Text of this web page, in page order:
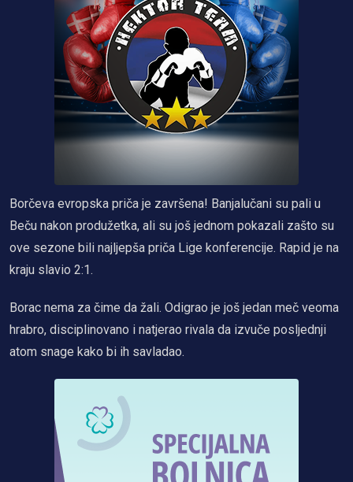
Borčeva evropska priča je završena! Banjalučani su pali u
Beču nakon produžetka, ali su još jednom pokazali zašto su
ove sezone bili najljepša priča Lige konferencije. Rapid je na
kraju slavio 2:1.
Borac nema za čime da žali. Odigrao je još jedan meč veoma
hrabro, disciplinovano i natjerao rivala da izvuče posljednji
atom snage kako bi ih savladao.